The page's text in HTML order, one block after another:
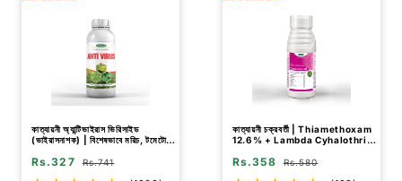
কাত্যায়নী অ্যান্টিভাইরাস ভিরিসাইড
(ভাইরাসনাশক) | বিশেষভাবে মরিচ, টমেটো
Rs.327 Rs.741
কাত্যায়নী চক্রবর্তী | Thiamethoxam
12.6% + Lambda Cyhalothrin
Rs.358 Rs.580